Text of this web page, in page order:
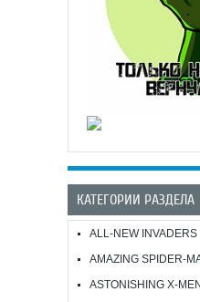
КАТЕГОРИИ РАЗДЕЛА
ALL-NEW INVADERS
AMAZING SPIDER-
ASTONISHING X-